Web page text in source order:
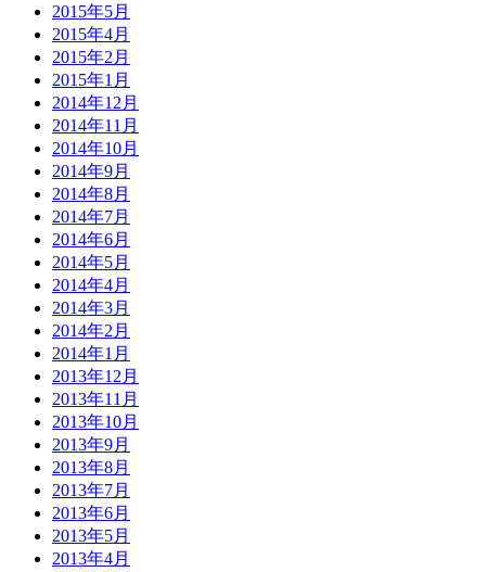
2015年5月
2015年4月
2015年2月
2015年1月
2014年12月
2014年11月
2014年10月
2014年9月
2014年8月
2014年7月
2014年6月
2014年5月
2014年4月
2014年3月
2014年2月
2014年1月
2013年12月
2013年11月
2013年10月
2013年9月
2013年8月
2013年7月
2013年6月
2013年5月
2013年4月